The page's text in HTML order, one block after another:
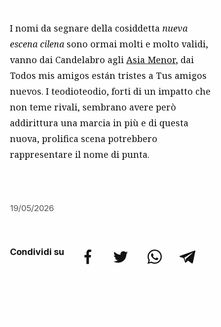
I nomi da segnare della cosiddetta nueva
escena cilena sono ormai molti e molto validi,
vanno dai Candelabro agli Asia Menor, dai
Todos mis amigos están tristes a Tus amigos
nuevos. I teodioteodio, forti di un impatto che
non teme rivali, sembrano avere però
addirittura una marcia in più e di questa
nuova, prolifica scena potrebbero
rappresentare il nome di punta.
19/05/2026
Condividi su